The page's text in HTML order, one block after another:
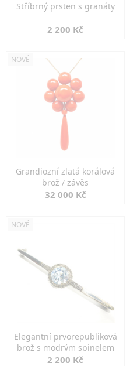
Stříbrný prsten s granáty
2 200 Kč
NOVÉ
Grandiozní zlatá korálová
brož / závěs
32 000 Kč
NOVÉ
Elegantní prvorepubliková
brož s modrým spinelem
2 200 Kč